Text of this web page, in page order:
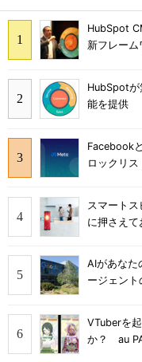
HubSpot
新フレーム
HubSpotが
能を提供
Facebook
ロックリ
スマート
に押さえて
AIがあな
ージェント
VTuberを
か？ au